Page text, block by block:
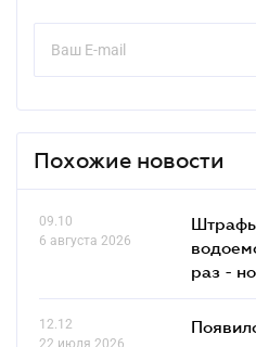
Похожие новости
09.10
6 августа 2026
Штрафы
раз -
12.12
22 июля 2026